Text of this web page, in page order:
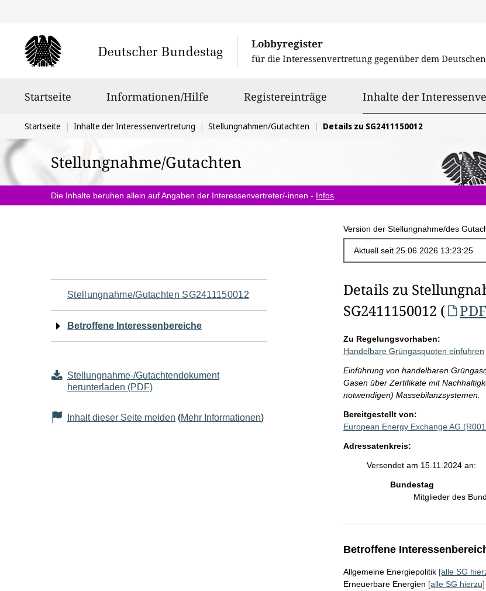
Lobbyregister
für die Interessenvertretung gegenüber dem
Startseite Informationen/Hilfe Registereinträge Inhalte der
Sie
befinden
sich
hier:
Startseite Inhalte der Interessenvertretung Stellungnahmen/Gutachten Details zu SG2411150012
Stellungnahme/Gutachten
Die Inhalte beruhen allein auf Angaben der Interessenvertreter/-innen - Infos
Version der Stellungnahme/des
Navigation
für
Seiteninhalt
Stellungnahme/Gutachten SG2411150012
Betroffene Interessenbereiche
Stellungnahme-/Gutachtendokument
herunterladen (PDF)
Inhalt dieser Seite melden (Mehr Informationen)
Details zu
SG2411150012 (
Zu Regelungsvorhaben:
Handelbare Grüngasquoten einführen
Einführung von handelbaren
Gasen über Zertifikate mit
notwendigen) Massebilanzsystemen.
Bereitgestellt von:
European Energy Exchange AG
Adressatenkreis:
Versendet am 15.11.2024 an:
Bundestag
Mitglieder des
Betroffene
Allgemeine Energiepolitik [alle SG
Erneuerbare Energien [alle SG hierzu]